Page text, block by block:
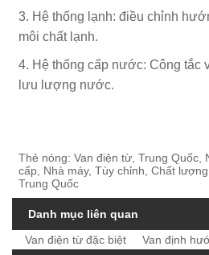
3. Hệ thống lạnh: điều chỉnh
môi chất lạnh.
4. Hệ thống cấp nước: Công tắc
lưu lượng nước.
Thẻ nóng: Van điện từ, Trung Quốc,
cấp, Nhà máy, Tùy chỉnh, Chất
Trung Quốc
Danh mục liên quan
Van điện từ đặc biệt
Van định